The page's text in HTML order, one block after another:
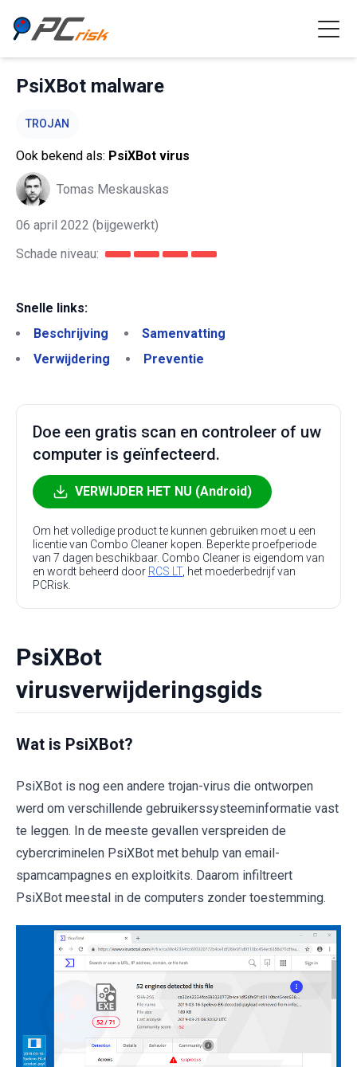
PsiXBot malware
TROJAN
Ook bekend als: PsiXBot virus
Tomas Meskauskas
06 april 2022 (bijgewerkt)
Schade niveau:
Snelle links:
Beschrijving
Samenvatting
Verwijdering
Preventie
Doe een gratis scan en controleer of uw
computer is geïnfecteerd.
VERWIJDER HET NU (Android)
Om het volledige product te kunnen gebruiken moet u een
licentie van Combo Cleaner kopen. Beperkte proefperiode
van 7 dagen beschikbaar. Combo Cleaner is eigendom van
en wordt beheerd door RCS LT, het moederbedrijf van
PCRisk.
PsiXBot
virusverwijderingsgids
Wat is PsiXBot?
PsiXBot is nog een andere trojan-virus die ontworpen
werd om verschillende gebruikerssysteeminformatie vast
te leggen. In de meeste gevallen verspreiden de
cybercriminelen PsiXBot met behulp van email-
spamcampagnes en exploitkits. Daarom infiltreert
PsiXBot meestal in de computers zonder toestemming.